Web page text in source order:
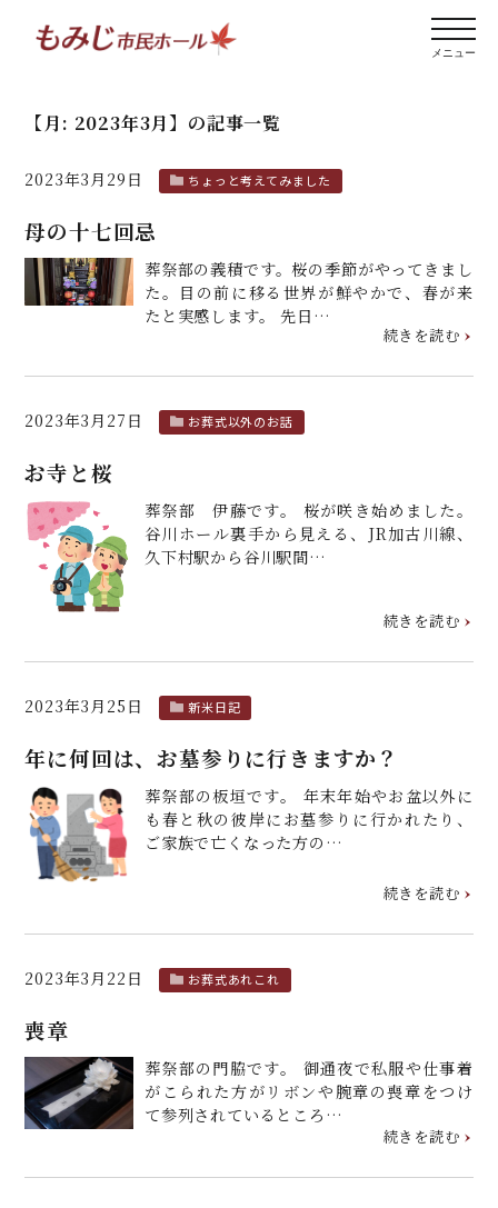
【月: 2023年3月】 の記事一覧
2023年3月29日 ちょっと考えてみました
母の十七回忌
葬祭部の義積です。桜の季節がやってきまし
た。目の前に移る世界が鮮やかで、春が来
たと実感します。 先日…
続きを読む
2023年3月27日 お葬式以外のお話
お寺と桜
葬祭部 伊藤です。 桜が咲き始めました。
谷川ホール裏手から見える、JR加古川線、
久下村駅から谷川駅間…
続きを読む
2023年3月25日 新米日記
年に何回は、お墓参りに行きますか？
葬祭部の板垣です。 年末年始やお盆以外に
も春と秋の彼岸にお墓参りに行かれたり、
ご家族で亡くなった方の…
続きを読む
2023年3月22日 お葬式あれこれ
喪章
葬祭部の門脇です。 御通夜で私服や仕事着
がこられた方がリボンや腕章の喪章をつけ
て参列されているところ…
続きを読む